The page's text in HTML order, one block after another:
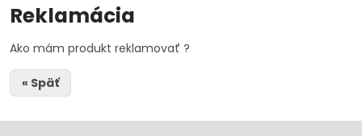
Reklamácia
Ako mám produkt reklamovať ?
« Späť